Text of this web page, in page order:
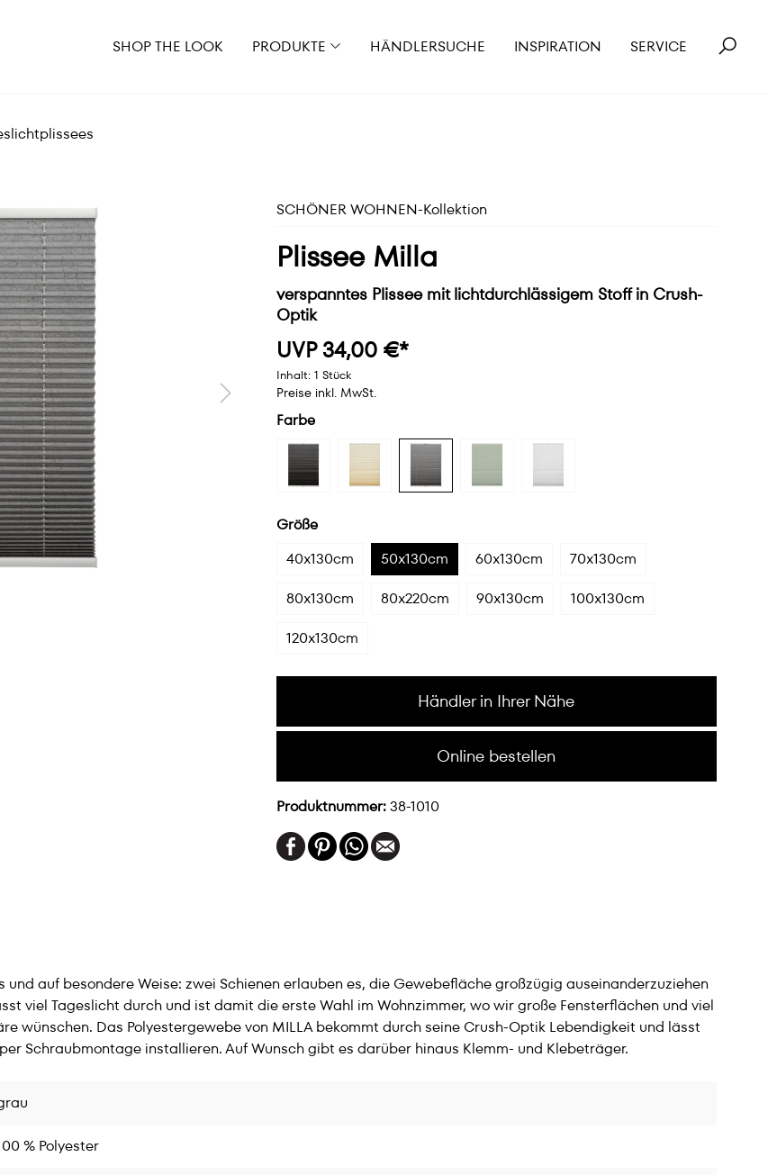
SHOP THE LOOK PRODUKTE HÄNDLERSUCHE INSPIRATION SERVICE
SCHÖNER WOHNEN-Kollektion
Plissee Milla
verspanntes Plissee mit lichtdurchlässigem Stoff in Crush-
Optik
UVP 34,00 €*
Inhalt: 1 Stück
Preise inkl. MwSt.
Farbe
Größe
40x130cm
50x130cm 60x130cm
70x130cm
80x130cm
80x220cm 90x130cm
100x130cm
120x130cm
Händler in Ihrer Nähe
Online bestellen
Produktnummer:38-1010
auf besondere Weise: zwei Schienen erlauben es, die Gewebefläche großzügig auseinanderzuziehen
viel Tageslicht durch und ist damit die erste Wahl im Wohnzimmer, wo wir große Fensterflächen und viel
wünschen. Das Polyestergewebe von MILLA bekommt durch seine Crush-Optik Lebendigkeit und lässt
Schraubmontage installieren. Auf Wunsch gibt es darüber hinaus Klemm- und Klebeträger.
% Polyester